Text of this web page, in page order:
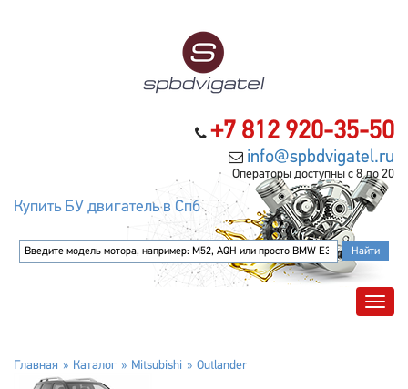
+7 812 920-35-50
info@spbdvigatel.ru
Операторы доступны с 8 до 20
Купить БУ двигатель в Спб
Главная Каталог Mitsubishi Outlander